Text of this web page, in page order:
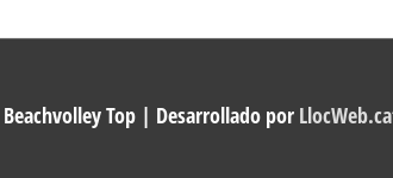
Beachvolley Top | Desarrollado por